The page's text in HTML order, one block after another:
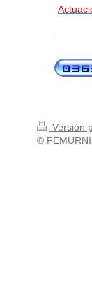
Versión
©